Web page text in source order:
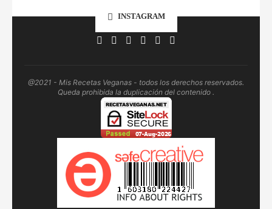
INSTAGRAM
@2021 - Mis Recetas Veganas - todos los derechos reservados.
Queda prohibida la duplicación del contenido .